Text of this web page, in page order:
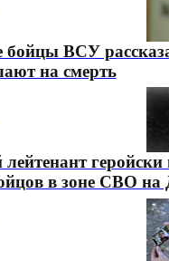
бойцы ВСУ
на смерть
геройски
в зоне СВО на